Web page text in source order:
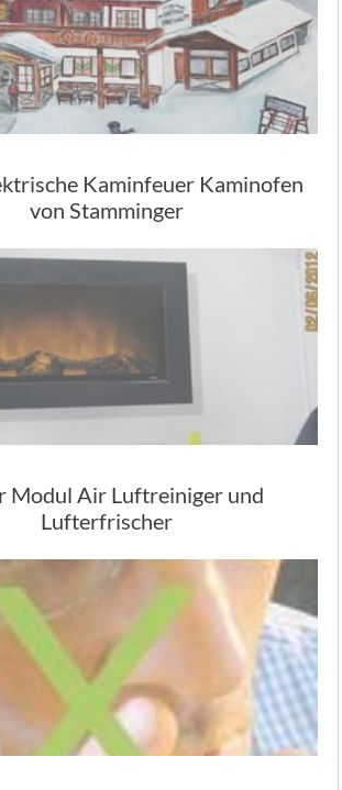
Kaminfeuer Kaminofen
von Stamminger
Modul Air Luftreiniger und
Lufterfrischer